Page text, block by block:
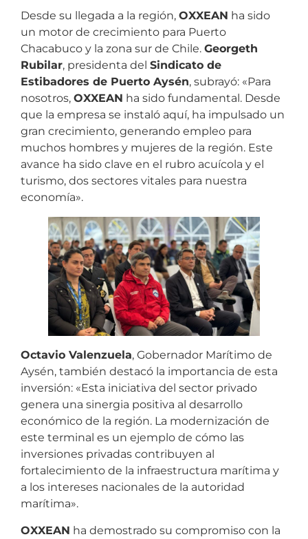
Desde su llegada a la región, OXXEAN ha sido
un motor de crecimiento para Puerto
Chacabuco y la zona sur de Chile. Georgeth
Rubilar, presidenta del Sindicato de
Estibadores de Puerto Aysén, subrayó: «Para
nosotros, OXXEAN ha sido fundamental. Desde
que la empresa se instaló aquí, ha impulsado un
gran crecimiento, generando empleo para
muchos hombres y mujeres de la región. Este
avance ha sido clave en el rubro acuícola y el
turismo, dos sectores vitales para nuestra
economía».
Octavio Valenzuela, Gobernador Marítimo de
Aysén, también destacó la importancia de esta
inversión: «Esta iniciativa del sector privado
genera una sinergia positiva al desarrollo
económico de la región. La modernización de
este terminal es un ejemplo de cómo las
inversiones privadas contribuyen al
fortalecimiento de la infraestructura marítima y
a los intereses nacionales de la autoridad
marítima».
OXXEAN ha demostrado su compromiso con la